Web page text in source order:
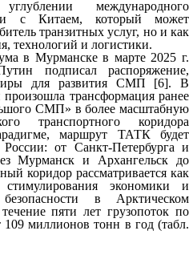
международного
с Китаем, который может
транзитных услуг, но и как
технологий и логистики.
в Мурманске в марте 2025 г.
подписал распоряжение,
для развития СМП [6]. В
трансформация ранее
СМП» в более масштабную
транспортного коридора
маршрут ТАТК будет
от Санкт-Петербурга и
Мурманск и Архангельск до
коридор рассматривается как
стимулирования экономики и
в Арктическом
пяти лет грузопоток по
миллионов тонн в год (табл.